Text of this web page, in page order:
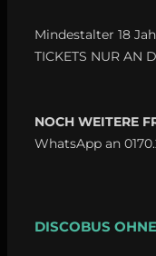
Mindestalter 18
TICKETS NUR AN
NOCH WEITERE
WhatsApp an
DISCOBUS